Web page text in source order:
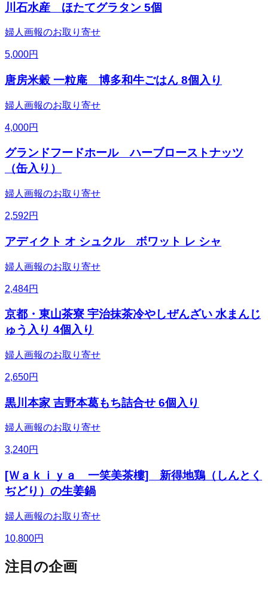
川石水産 ほたてグラタン 5個
婦人画報のお取り寄せ
5,000円
唐房米穀 一粒庵 博多和牛ごはん 8個入り
婦人画報のお取り寄せ
4,000円
グランドフードホール ハーブローストナッツ
（缶入り）
婦人画報のお取り寄せ
2,592円
アディクト オ シュクル ボワット レ シャ
婦人画報のお取り寄せ
2,484円
京都・東山茶寮 宇治抹茶冷やしぜんざい 水まんじ
ゅう入り 4個入り
婦人画報のお取り寄せ
2,650円
黒川本家 吉野本葛もち詰合せ 6個入り
婦人画報のお取り寄せ
3,240円
[Ｗａｋｉｙａ 一笑美茶樓] 新得地鶏（しんとく
ぢどり）の生姜鍋
婦人画報のお取り寄せ
10,800円
注目の企画